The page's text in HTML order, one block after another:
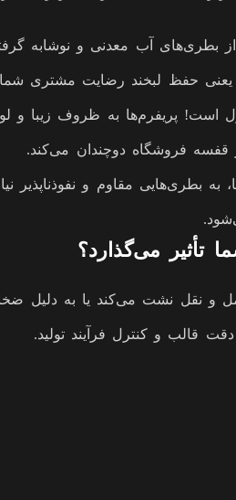
از بطری‌های آب معدنی و نوشابه
حفظ لبخند رضایت مشتری
است! پریفرم‌ها به ظروف زیبا و
فروشگاه دوچندان می‌کند.
به بطری‌هایی مقاوم و
حمل و نقل نشت می‌کند یا به
قالب و کنترل فرآیند تولید.